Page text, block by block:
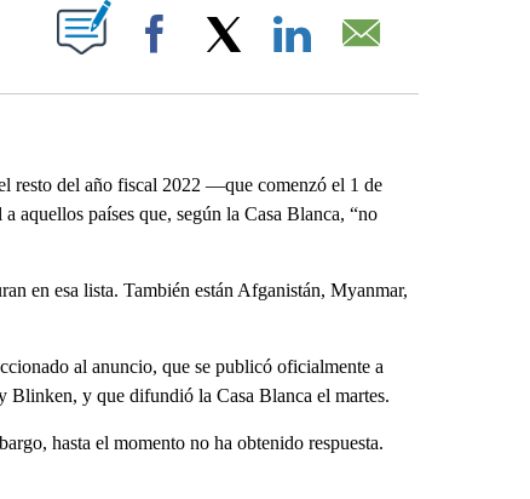
NEW PAGES ON "".
Facebook
resto del año fiscal 2022 —que comenzó el 1 de
aquellos países que, según la Casa Blanca, “no
en esa lista. También están Afganistán, Myanmar,
al anuncio, que se publicó oficialmente a
Blinken, y que difundió la Casa Blanca el martes.
hasta el momento no ha obtenido respuesta.